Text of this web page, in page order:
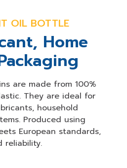
OIL BOTTLE
Home
are made from 100%
They are ideal for
household
Produced using
European standards,
reliability.